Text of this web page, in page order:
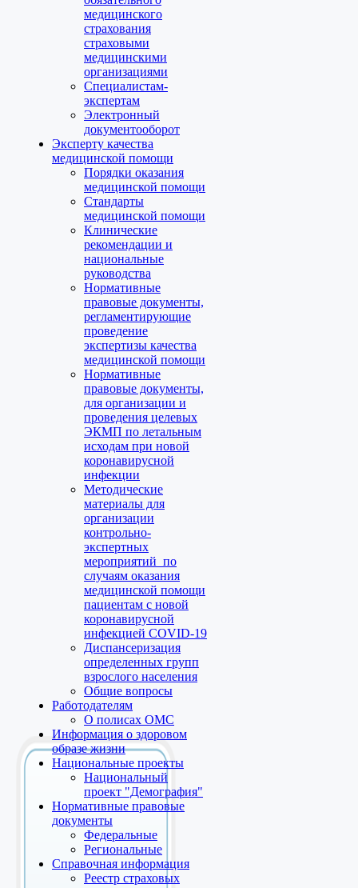
медицинского
страхования
страховыми
медицинскими
организациями
Специалистам-
экспертам
Электронный
документооборот
Эксперту качества
медицинской помощи
Порядки оказания
медицинской помощи
Стандарты
медицинской помощи
Клинические
рекомендации и
национальные
руководства
Нормативные
правовые документы,
регламентирующие
проведение
экспертизы качества
медицинской помощи
Нормативные
правовые документы,
для организации и
проведения целевых
ЭКМП по летальным
исходам при новой
коронавирусной
инфекции
Методические
материалы для
организации
контрольно-
экспертных
мероприятий по
случаям оказания
медицинской помощи
пациентам с новой
коронавирусной
инфекцией COVID-19
Диспансеризация
определенных групп
взрослого населения
Общие вопросы
Работодателям
О полисах ОМС
Информация о здоровом
образе жизни
Национальные проекты
Национальный
проект "Демография"
Нормативные правовые
документы
Федеральные
Региональные
Справочная информация
Реестр страховых